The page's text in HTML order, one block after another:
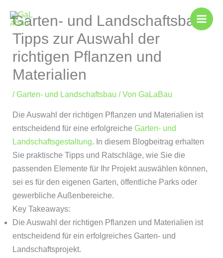
Inhalt
springen
Garten- und Landschaftsbau:
Tipps zur Auswahl der
richtigen Pflanzen und
Materialien
/Garten- und Landschaftsbau / Von GaLaBau
Die Auswahl der richtigen Pflanzen und Materialien ist
entscheidend für eine erfolgreiche Garten- und
Landschaftsgestaltung. In diesem Blogbeitrag erhalten
Sie praktische Tipps und Ratschläge, wie Sie die
passenden Elemente für Ihr Projekt auswählen können,
sei es für den eigenen Garten, öffentliche Parks oder
gewerbliche Außenbereiche.
Key Takeaways:
Die Auswahl der richtigen Pflanzen und Materialien ist
entscheidend für ein erfolgreiches Garten- und
Landschaftsprojekt.